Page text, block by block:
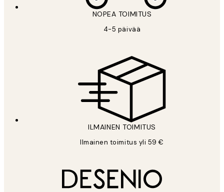
NOPEA TOIMITUS
4-5 päivää
ILMAINEN TOIMITUS
Ilmainen toimitus yli 59 €